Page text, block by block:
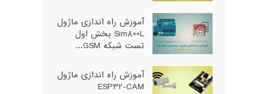
آموزش راه اندازی ماژول
Sim800L بخش اول
تست شبکه GSM...
آموزش راه اندازی ماژول
ESP32-CAM